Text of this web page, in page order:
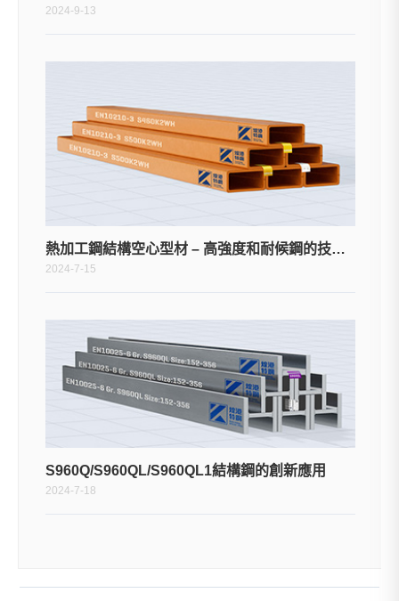
2024-9-13
熱加工鋼結構空心型材 – 高強度和耐候鋼的技術交貨條件
2024-7-15
S960Q/S960QL/S960QL1結構鋼的創新應用
2024-7-18